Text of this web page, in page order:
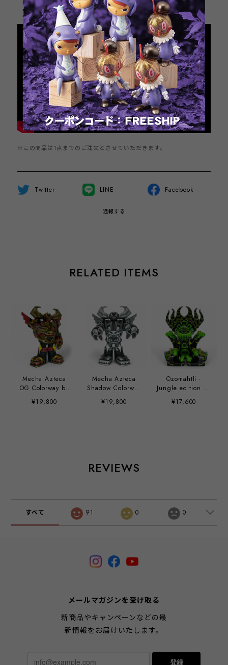
日本国内にお住まいの方向け
※この商品は1点までのご注文とさせていただきます。
Twitter LINE Facebook
通報する
RELATED ITEMS
Mecha Azteca
OG Colorway by
Jesse Hernandez
¥19,800
Mecha Azteca
Shadow Colorway
by Jesse
Hernandez
¥19,800
Ozomahtli -
Jungle edition by
Jesse Hernandez
¥17,600
REVIEWS
すべて 91 0 0
メールマガジンを受け取る
新商品やキャンペーンなどの最
新情報をお届けいたします。
登録